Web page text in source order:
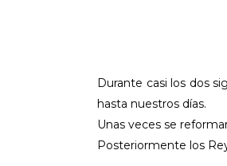
Durante casi los dos
hasta nuestros días.
Unas veces se
Posteriormente los